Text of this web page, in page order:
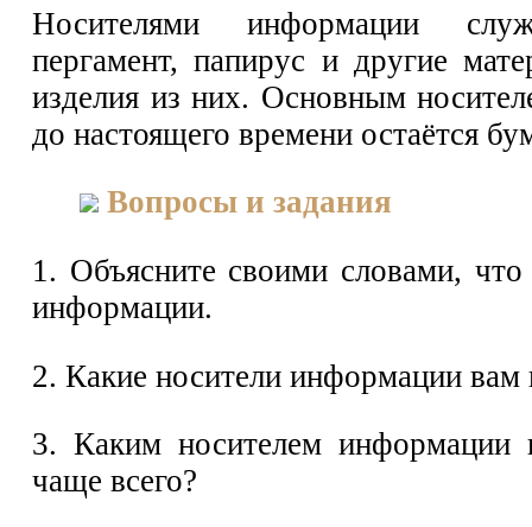
Носителями информации
пергамент, папирус и другие
изделия из них. Основным
до настоящего времени остаётся
Вопросы и задания
1. Объясните своими словами, что
информации.
2. Какие носители информации вам
3. Каким носителем информации
чаще всего?